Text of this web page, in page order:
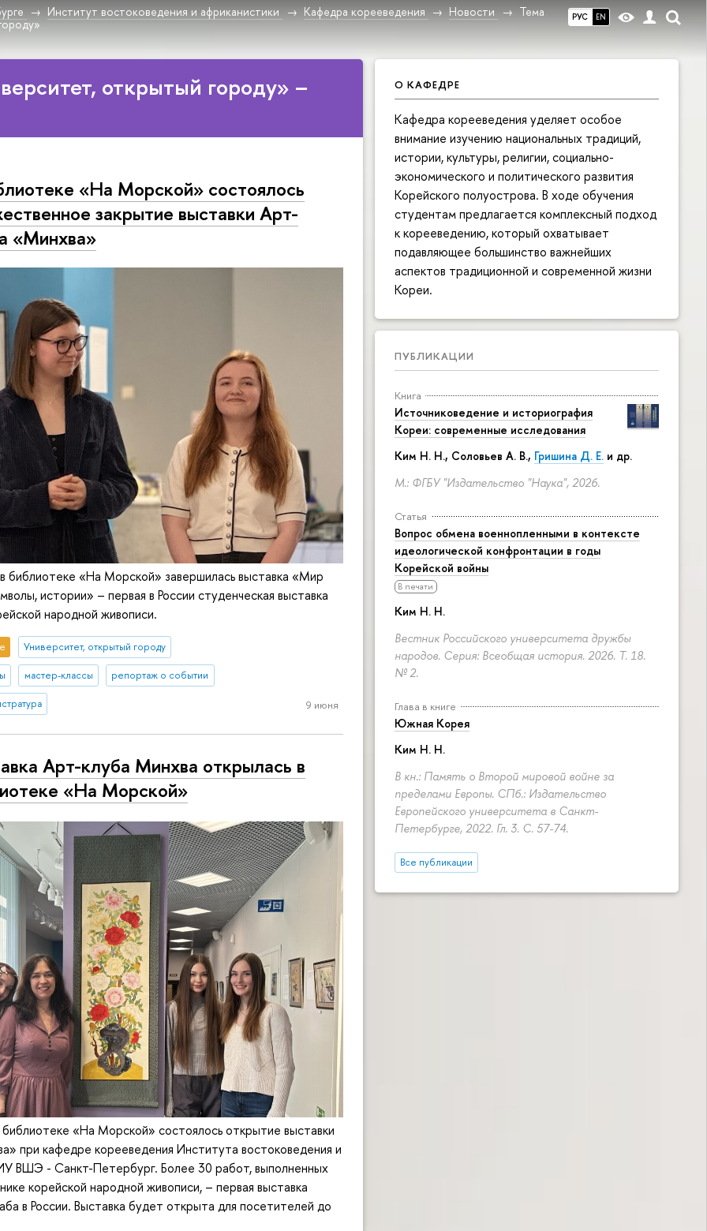
РУС EN
Институт востоковедения и африканистики Кафедра корееведения Новости
Тема
О КАФЕДРЕ
Кафедра корееведения уделяет особое
внимание изучению национальных традиций,
истории, культуры, религии, социально-
экономического и политического развития
Корейского полуострова. В ходе обучения
студентам предлагается комплексный подход
к корееведению, который охватывает
подавляющее большинство важнейших
аспектов традиционной и современной жизни
Кореи.
ПУБЛИКАЦИИ
Книга
Источниковедение и историография
Кореи: современные исследования
Ким Н. Н., Соловьев А. В., Гришина Д. Е. и др.
М.: ФГБУ "Издательство "Наука", 2026.
Статья
Вопрос обмена военнопленными в контексте
идеологической конфронтации в годы
Корейской войны
В печати
Ким Н. Н.
Вестник Российского университета дружбы
народов. Серия: Всеобщая история. 2026. Т. 18.
№ 2.
Глава в книге
Южная Корея
Ким Н. Н.
В кн.: Память о Второй мировой войне за
пределами Европы. СПб.: Издательство
Европейского университета в Санкт-
Петербурге, 2022. Гл. 3. С. 57-74.
Все публикации
открытый городу» –
«На Морской» состоялось
закрытие выставки Арт-
«Минхва»
библиотеке «На Морской» завершилась выставка «Мир
истории» – первая в России студенческая выставка
народной живописи.
Университет, открытый городу
мастер-классы репортаж о событии
9 июня
Арт-клуба Минхва открылась в
«На Морской»
«На Морской» состоялось открытие выставки
при кафедре корееведения Института востоковедения и
ВШЭ - Санкт-Петербург. Более 30 работ, выполненных
корейской народной живописи, – первая выставка
в России. Выставка будет открыта для посетителей до